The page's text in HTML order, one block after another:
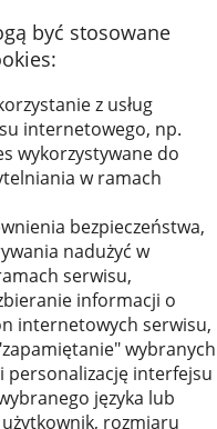
być stosowane
z usług
internetowego, np.
wykorzystywane do
w ramach
bezpieczeństwa,
nadużyć w
serwisu,
informacji o
internetowych serwisu,
wybranych
personalizację interfejsu
języka lub
rozmiaru